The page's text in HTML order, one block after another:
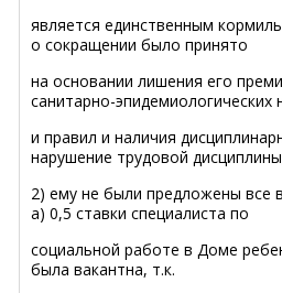
является единственным
о сокращении было принято
на основании лишения его
санитарно-эпидемиологических
и правил и наличия
нарушение трудовой
2) ему не были предложены все
а) 0,5 ставки специалиста по
социальной работе в Доме
была вакантна, т.к.